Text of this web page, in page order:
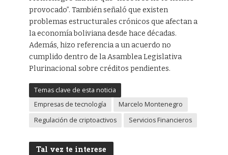
provocado”. También señaló que existen
problemas estructurales crónicos que afectan a
la economía boliviana desde hace décadas.
Además, hizo referencia a un acuerdo no
cumplido dentro de la Asamblea Legislativa
Plurinacional sobre créditos pendientes.
Temas clave de esta noticia
Empresas de tecnología
Marcelo Montenegro
Regulación de criptoactivos
Servicios Financieros
Tal vez te interese